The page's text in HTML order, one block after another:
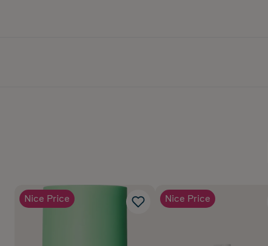
Nice Price Nice Price